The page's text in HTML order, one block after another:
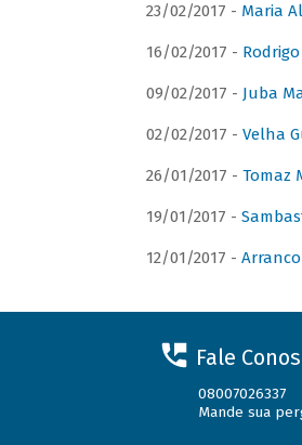
23/02/2017 - Maria
16/02/2017 -
09/02/2017 - Juba
02/02/2017 - Velha
26/01/2017 - Tomaz
19/01/2017 -
12/01/2017 -
Fale
08007026337
Mande sua